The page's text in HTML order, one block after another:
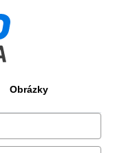
Obrázky